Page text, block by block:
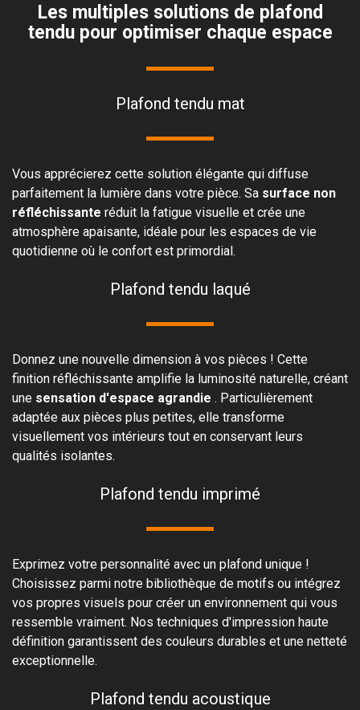
Les multiples solutions de plafond
tendu pour optimiser chaque espace
Plafond tendu mat
Vous apprécierez cette solution élégante qui diffuse
parfaitement la lumière dans votre pièce. Sa surface non
réfléchissante réduit la fatigue visuelle et crée une
atmosphère apaisante, idéale pour les espaces de vie
quotidienne où le confort est primordial.
Plafond tendu laqué
Donnez une nouvelle dimension à vos pièces ! Cette
finition réfléchissante amplifie la luminosité naturelle, créant
une sensation d'espace agrandie . Particulièrement
adaptée aux pièces plus petites, elle transforme
visuellement vos intérieurs tout en conservant leurs
qualités isolantes.
Plafond tendu imprimé
Exprimez votre personnalité avec un plafond unique !
Choisissez parmi notre bibliothèque de motifs ou intégrez
vos propres visuels pour créer un environnement qui vous
ressemble vraiment. Nos techniques d'impression haute
définition garantissent des couleurs durables et une netteté
exceptionnelle.
Plafond tendu acoustique